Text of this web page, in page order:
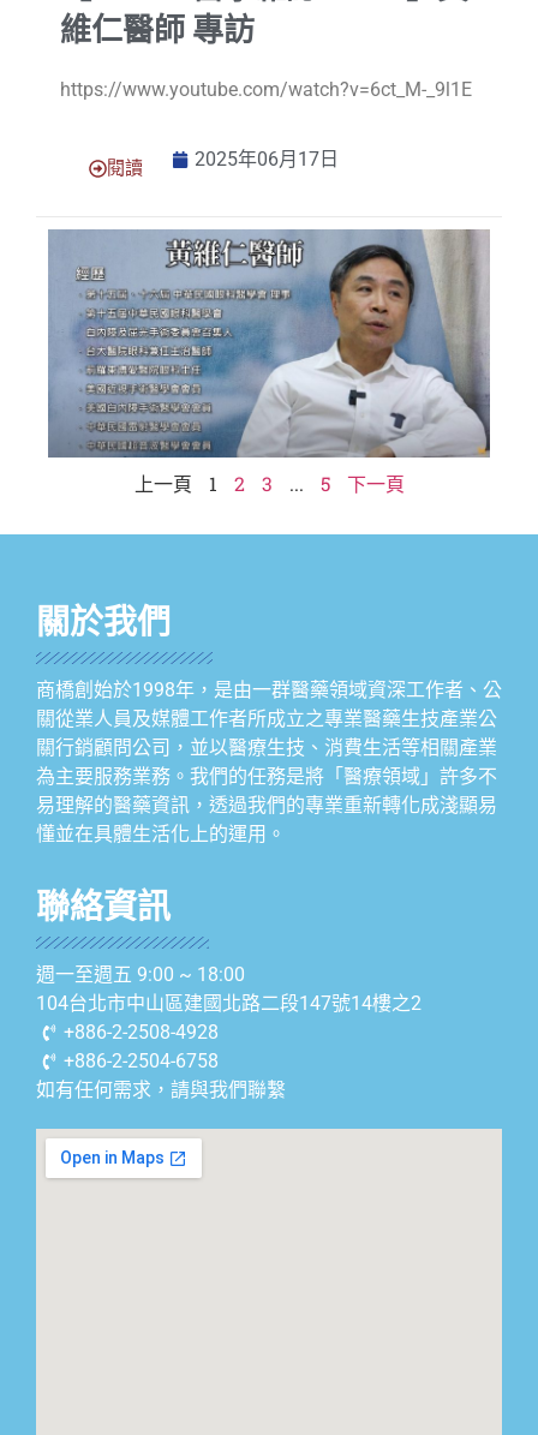
維仁醫師 專訪
https://www.youtube.com/watch?v=6ct_M-_9l1E
閱讀 2025年06月17日
上一頁 1 2 3 ... 5 下一頁
關於我們
商橋創始於1998年，是由一群醫藥領域資深工作者、公
關從業人員及媒體工作者所成立之專業醫藥生技產業公
關行銷顧問公司，並以醫療生技、消費生活等相關產業
為主要服務業務。我們的任務是將「醫療領域」許多不
易理解的醫藥資訊，透過我們的專業重新轉化成淺顯易
懂並在具體生活化上的運用。
聯絡資訊
週一至週五 9:00 ~ 18:00
104台北市中山區建國北路二段147號14樓之2
+886-2-2508-4928
+886-2-2504-6758
如有任何需求，請與我們聯繫